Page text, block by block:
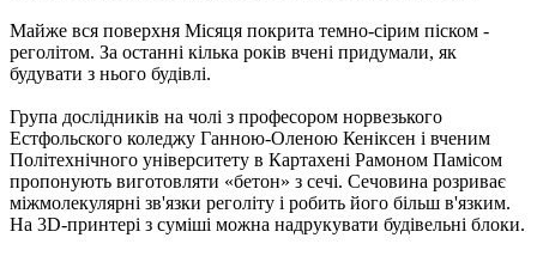
Майже вся поверхня Місяця покрита темно-сірим піском -
реголітом. За останні кілька років вчені придумали, як
будувати з нього будівлі.
Група дослідників на чолі з професором норвезького
Естфольского коледжу Ганною-Оленою Кеніксен і вченим
Політехнічного університету в Картахені Рамоном Памісом
пропонують виготовляти «бетон» з сечі. Сечовина розриває
міжмолекулярні зв'язки реголіту і робить його більш в'язким.
На 3D-принтері з суміші можна надрукувати будівельні блоки.